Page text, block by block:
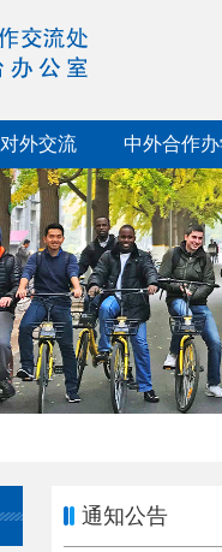
对外交流 中外合作
通知公告